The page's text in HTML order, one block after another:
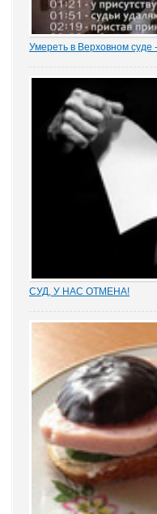
Умереть в Верховном суде
случай, который
за оказание первой
СУД, У НАС ОТМЕНА!
адвокатских сообществ